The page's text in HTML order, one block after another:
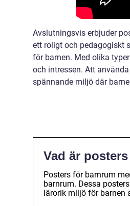
Avslutningsvis erbjuder
ett roligt och pedagogiskt
för barnen. Med olika
och intressen. Att
spännande miljö där
Vad är
Posters för barnrum
barnrum. Dessa
lärorik miljö för barnen